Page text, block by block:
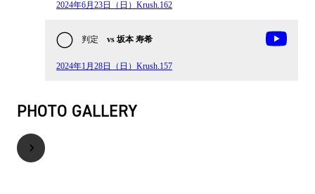
2024年6月23日（日）Krush.162
判定 vs 坂本 寿希
2024年1月28日（日）Krush.157
PHOTO GALLERY